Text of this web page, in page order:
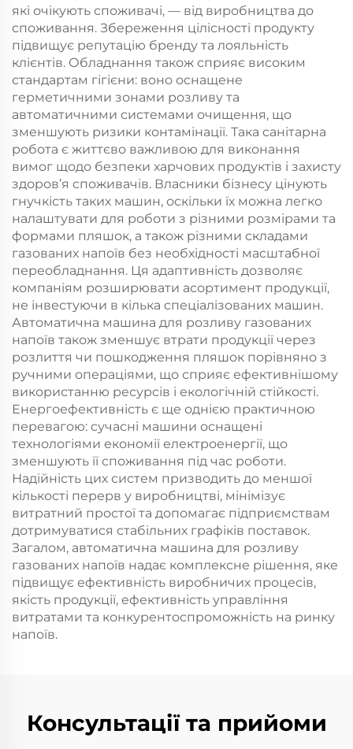
які очікують споживачі, — від виробництва до
споживання. Збереження цілісності продукту
підвищує репутацію бренду та лояльність
клієнтів. Обладнання також сприяє високим
стандартам гігієни: воно оснащене
герметичними зонами розливу та
автоматичними системами очищення, що
зменшують ризики контамінації. Така санітарна
робота є життєво важливою для виконання
вимог щодо безпеки харчових продуктів і захисту
здоров’я споживачів. Власники бізнесу цінують
гнучкість таких машин, оскільки їх можна легко
налаштувати для роботи з різними розмірами та
формами пляшок, а також різними складами
газованих напоїв без необхідності масштабної
переобладнання. Ця адаптивність дозволяє
компаніям розширювати асортимент продукції,
не інвестуючи в кілька спеціалізованих машин.
Автоматична машина для розливу газованих
напоїв також зменшує втрати продукції через
розлиття чи пошкодження пляшок порівняно з
ручними операціями, що сприяє ефективнішому
використанню ресурсів і екологічній стійкості.
Енергоефективність є ще однією практичною
перевагою: сучасні машини оснащені
технологіями економії електроенергії, що
зменшують її споживання під час роботи.
Надійність цих систем призводить до меншої
кількості перерв у виробництві, мінімізує
витратний простої та допомагає підприємствам
дотримуватися стабільних графіків поставок.
Загалом, автоматична машина для розливу
газованих напоїв надає комплексне рішення, яке
підвищує ефективність виробничих процесів,
якість продукції, ефективність управління
витратами та конкурентоспроможність на ринку
напоїв.
Консультації та прийоми